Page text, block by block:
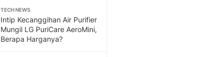
TECH NEWS
Intip Kecanggihan Air Purifier
Mungil LG PuriCare AeroMini,
Berapa Harganya?